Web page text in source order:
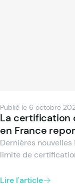
Publié le 6 octobre
La certification
en France
Dernières
limite de
un organisme
Lire l'article